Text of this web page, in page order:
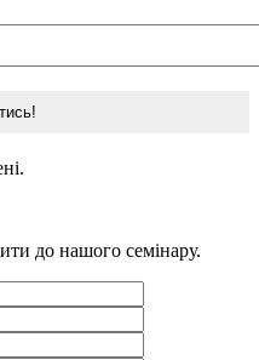
до нашого семінару.